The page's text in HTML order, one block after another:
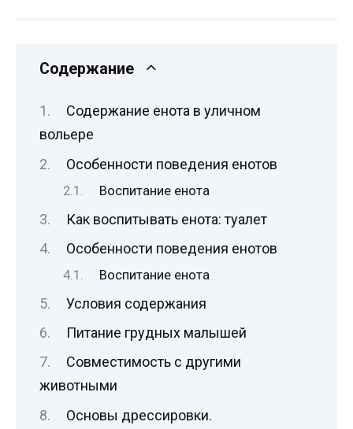
Содержание
Содержание енота в уличном
вольере
Особенности поведения енотов
Воспитание енота
Как воспитывать енота: туалет
Особенности поведения енотов
Воспитание енота
Условия содержания
Питание грудных малышей
Совместимость с другими
животными
Основы дрессировки.